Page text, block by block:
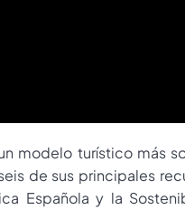
modelo turístico más
de sus principales
Española y la